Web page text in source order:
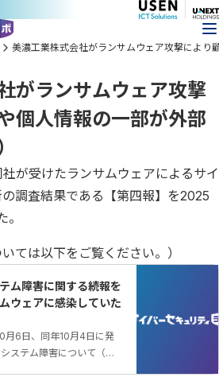
美濃工業株式会社がランサムウェア攻撃により
がランサムウェア攻撃
個人情報の一部が外部
が受けたランサムウェアによるサイ
調査結果である【第四報】を2025
ては以下をご覧ください。）
ム障害に関する続報を
ウェアに感染していた
月6日、同年10月4日に発
ステム障害について（第